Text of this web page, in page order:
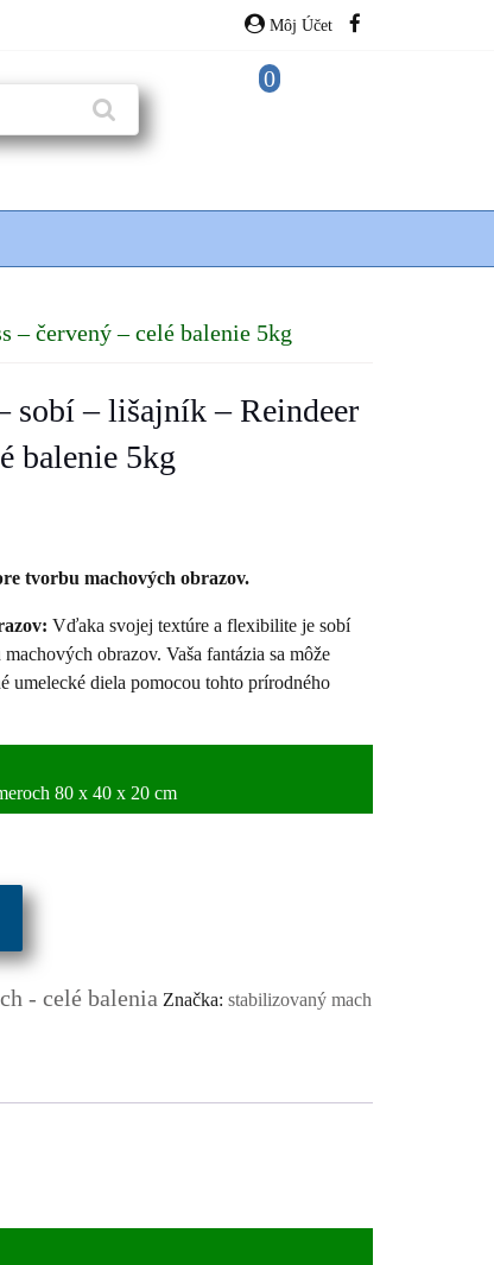
Môj Účet
0
– červený – celé balenie 5kg
sobí – lišajník – Reindeer
balenie 5kg
tvorbu machových obrazov.
Vďaka svojej textúre a flexibilite je sobí
obrazov. Vaša fantázia sa môže
umelecké diela pomocou tohto prírodného
80 x 40 x 20 cm
- celé balenia Značka: stabilizovaný mach